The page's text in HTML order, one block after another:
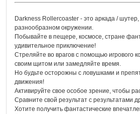
Darkness Rollercoaster - это аркада /
разнообразном окружении.
Побывайте в пещере, космосе, стране
удивительное приключение!
Стреляйте во врагов с помощью игрового
своим щитом или замедляйте время.
Но будьте осторожны с ловушками и
движения!
Активируйте свое особое зрение, чтобы
Сравните свой результат с результатами
Хотите получить фантастические